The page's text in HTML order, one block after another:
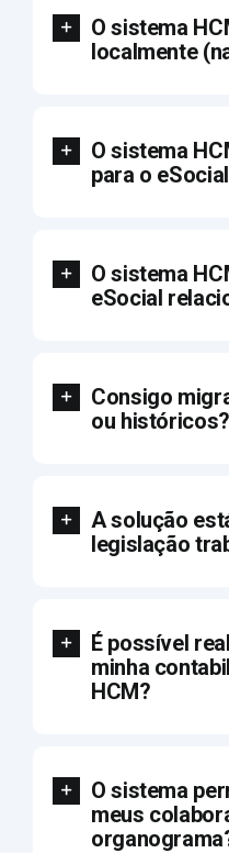
O sistema
localmente
O sistema
para o
O sistema
eSocial
Consigo
ou históricos?
A solução
legislação
É possível
minha
HCM?
O sistema
meus